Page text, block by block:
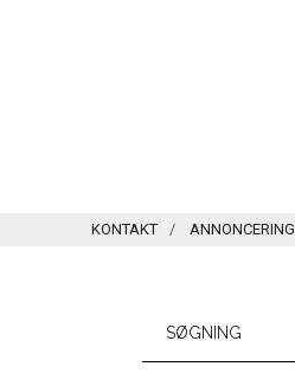
KONTAKT ANNONCERING